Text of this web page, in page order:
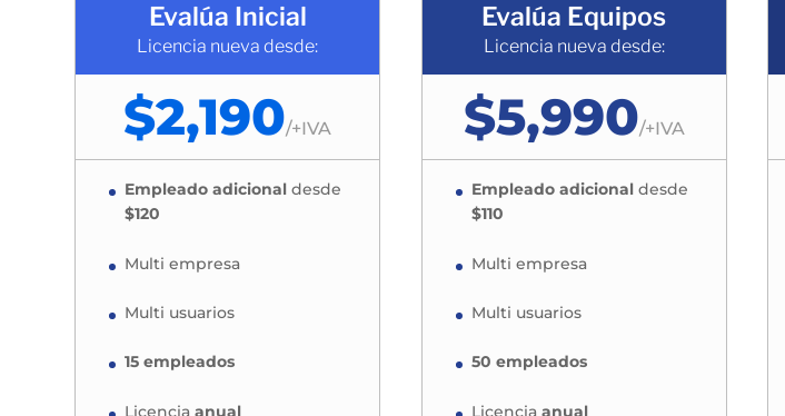
Evalúa Inicial
Licencia nueva desde:
$2,190/+IVA
Empleado adicional desde
$120
Multi empresa
Multi usuarios
15 empleados
Licenciaanual
Evalúa Equipos
Licencia nueva desde:
$5,990/+IVA
Empleado adicionaldesde
$110
Multi empresa
Multi usuarios
50 empleados
Licencia anual